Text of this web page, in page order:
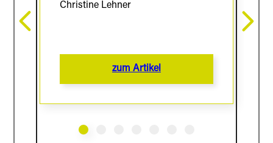
Christine Lehner
zum Artikel